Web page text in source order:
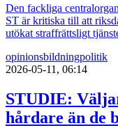
Den fackliga
ST är kritiska till att
utökat straffrättsligt
opinionsbildningpolitik
2026-05-11, 06:14
STUDIE:
hårdare än de